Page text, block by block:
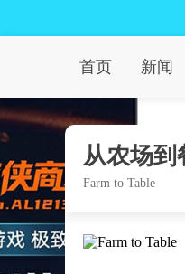
首页 新闻
从农场到
Farm to Table